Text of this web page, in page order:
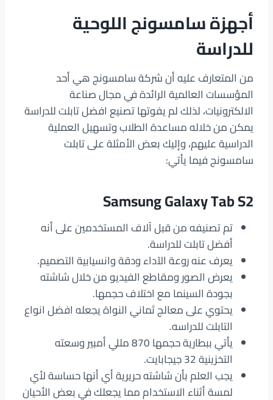
أجهزة سامسونج اللوحية
للدراسة
من المتعارف عليه أن شركة سامسونج هي أحد
المؤسسات العالمية الرائدة في مجال صناعة
الالكترونيات، لذلك لم يفوتها تصنيع افضل تابلت للدراسة
يمكن من خلاله مساعدة الطلاب وتسهيل العملية
الدراسية عليهم، وإليك بعض الأمثلة على تابلت
سامسونج فيما يأتي:
Samsung Galaxy Tab S2
تم تصنيفه من قبل آلاف المستخدمين على أنه
أفضل تابلت للدراسة.
يعرف عنه روعة الآداء ودقة وانسيابية التصميم.
يعرض الصور ومقاطع الفيديو من خلال شاشته
بجودة السينما مع اختلاف حجمها.
يحتوي على معالج ثماني النواة يجعله افضل انواع
التابلت للدراسه.
يأتي ببطارية حجمها 870 مللي أمبير وسعته
التخزينية 32 جيجابايت.
يجب العلم بأن شاشته حريرية أي أنها حساسة لأي
لمسة أثناء الاستخدام مما يجعلك في بعض الأحيان